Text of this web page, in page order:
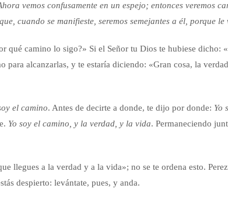
vemos confusamente en un espejo; entonces veremos
cuando se manifieste, seremos semejantes a él, porque le
qué camino lo sigo?» Si el Señor tu Dios te hubiese dicho:
para alcanzarlas, y te estaría diciendo: «Gran cosa, la
el camino. Antes de decirte a donde, te dijo por donde: Yo
Yo soy el camino, y la verdad, y la vida. Permaneciendo
llegues a la verdad y a la vida»; no se te ordena esto.
despierto: levántate, pues, y anda.